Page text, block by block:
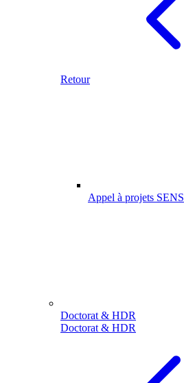
Retour
Appel à projets SENS
Doctorat & HDR
Doctorat & HDR